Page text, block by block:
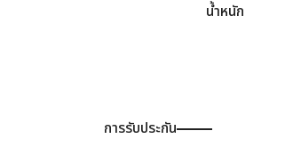
น้ำหนัก
การรับประกัน